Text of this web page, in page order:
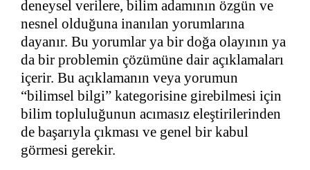
deneysel verilere, bilim adamının özgün ve
nesnel olduğuna inanılan yorumlarına
dayanır. Bu yorumlar ya bir doğa olayının ya
da bir problemin çözümüne dair açıklamaları
içerir. Bu açıklamanın veya yorumun
“bilimsel bilgi” kategorisine girebilmesi için
bilim topluluğunun acımasız eleştirilerinden
de başarıyla çıkması ve genel bir kabul
görmesi gerekir.